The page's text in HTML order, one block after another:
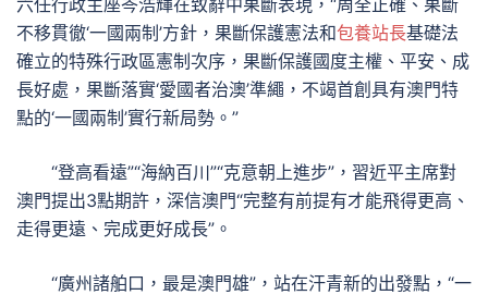
六任行政主座岑浩輝在致辭中果斷表現，“周全正確、果斷
不移貫徹‘一國兩制’方針，果斷保護憲法和包養站長基礎法
確立的特殊行政區憲制次序，果斷保護國度主權、平安、成
長好處，果斷落實‘愛國者治澳’準繩，不竭首創具有澳門特
點的‘一國兩制’實行新局勢。”
“登高看遠”“海納百川”“克意朝上進步”，習近平主席對
澳門提出3點期許，深信澳門“完整有前提有才能飛得更高、
走得更遠、完成更好成長”。
“廣州諸舶口，最是澳門雄”，站在汗青新的出發點，“一